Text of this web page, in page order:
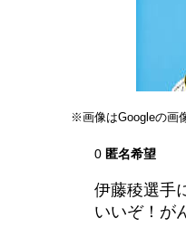
※画像はGoogleの画
0 匿名希望
伊藤稜選手
いいぞ！が